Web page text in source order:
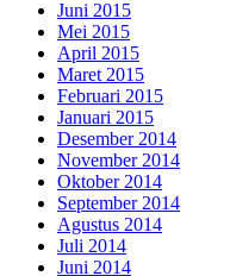
Juni 2015
Mei 2015
April 2015
Maret 2015
Februari 2015
Januari 2015
Desember 2014
November 2014
Oktober 2014
September 2014
Agustus 2014
Juli 2014
Juni 2014